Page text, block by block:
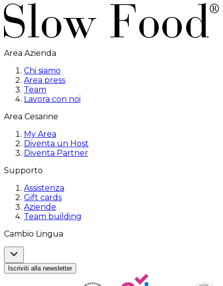
Area Azienda
Chi siamo
Area press
Team
Lavora con noi
Area Cesarine
My Area
Diventa un Host
Diventa Partner
Supporto
Assistenza
Gift cards
Aziende
Team building
Cambio Lingua
Iscriviti alla newsletter